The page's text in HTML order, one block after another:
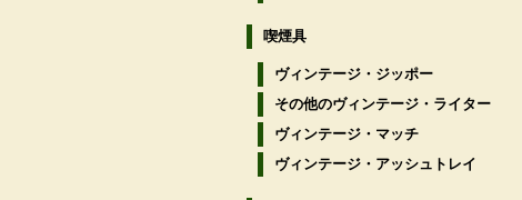
喫煙具
ヴィンテージ・ジッポー
その他のヴィンテージ・ライター
ヴィンテージ・マッチ
ヴィンテージ・アッシュトレイ